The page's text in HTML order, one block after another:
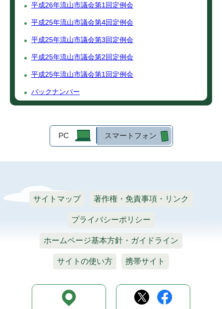
平成26年流山市議会第1回定例会
平成25年流山市議会第4回定例会
平成25年流山市議会第3回定例会
平成25年流山市議会第2回定例会
平成25年流山市議会第1回定例会
バックナンバー
PC スマートフォン
サイトマップ 著作権・免責事項・リンク
プライバシーポリシー
ホームページ基本方針・ガイドライン
サイトの使い方 携帯サイト